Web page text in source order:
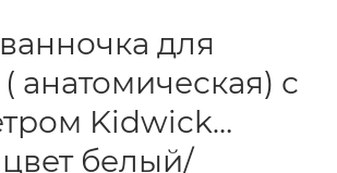
для
анатомическая) с
Kidwick
белый/